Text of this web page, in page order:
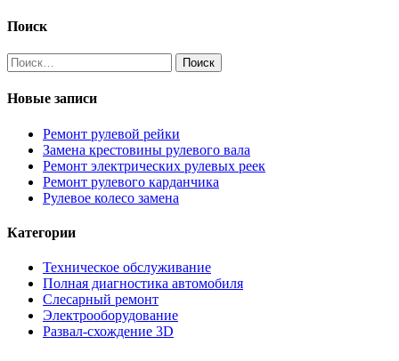
Поиск
Найти:
Новые записи
Ремонт рулевой рейки
Замена крестовины рулевого вала
Ремонт электрических рулевых реек
Ремонт рулевого карданчика
Рулевое колесо замена
Категории
Техническое обслуживание
Полная диагностика автомобиля
Слесарный ремонт
Электрооборудование
Развал-схождение 3D